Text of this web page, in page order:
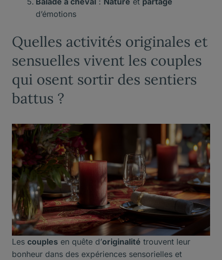
d’émotions
Quelles activités originales et
sensuelles vivent les couples
qui osent sortir des sentiers
battus ?
Les couples en quête d’originalité trouvent leur
bonheur dans des expériences sensorielles et